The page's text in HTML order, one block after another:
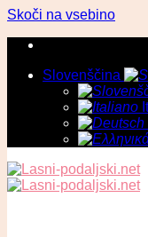
Skoči na vsebino
Slovenščina